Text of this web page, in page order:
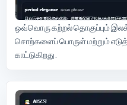
ஒவ்வொரு கற்றல் தொகுப்பும்
சொற்களைப் பொருள் மற்றும்
காட்டுகிறது.